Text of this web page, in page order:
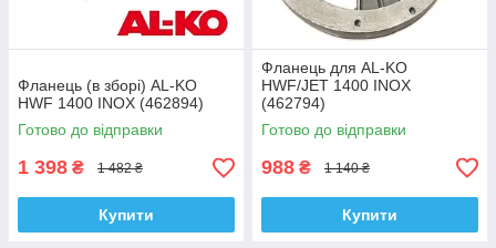
Фланець (в зборі) AL-KO
HWF 1400 INOX (462894)
Готово до відправки
1 398 ₴ 1 482 ₴
Купити
Фланець для AL-KO
HWF/JET 1400 INOX
(462794)
Готово до відправки
988 ₴ 1 140 ₴
Купити